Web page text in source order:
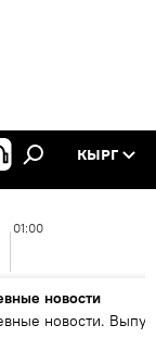
КЫРГ
01:00
новости
новости.